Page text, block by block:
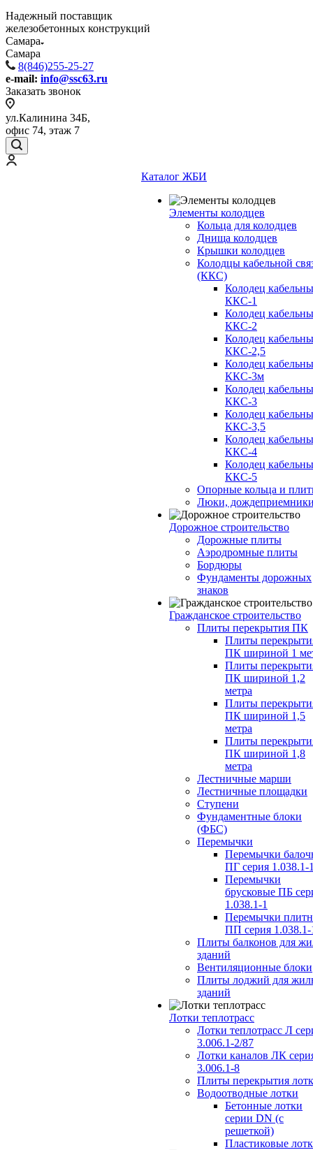
Надежный поставщик
железобетонных конструкций
Самара
Самара
8(846)255-25-27
e-mail: info@ssc63.ru
Заказать звонок
ул.Калинина 34Б,
офис 74, этаж 7
Каталог ЖБИ
Элементы колодцев
Кольца для колодцев
Днища колодцев
Крышки колодцев
Колодцы кабельной
(ККС)
Колодец
ККС-1
Колодец
ККС-2
Колодец
ККС-2,5
Колодец
ККС-3м
Колодец
ККС-3
Колодец
ККС-3,5
Колодец
ККС-4
Колодец
ККС-5
Опорные кольца и
Люки,
Дорожное строительство
Дорожные плиты
Аэродромные плиты
Бордюры
Фундаменты дорожных
знаков
Гражданское строительство
Плиты перекрытия ПК
Плиты
ПК шириной 1
Плиты
ПК шириной 1,2
метра
Плиты
ПК шириной 1,5
метра
Плиты
ПК шириной 1,8
метра
Лестничные марши
Лестничные площадки
Ступени
Фундаментные блоки
(ФБС)
Перемычки
Перемычки
ПГ серия 1.038.1-
Перемычки
брусковые ПБ
1.038.1-1
Перемычки
ПП серия 1.038.1-
Плиты балконов для
зданий
Вентиляционные блоки
Плиты лоджий для
зданий
Лотки теплотрасс
Лотки теплотрасс Л
3.006.1-2/87
Лотки каналов ЛК
3.006.1-8
Плиты перекрытия
Водоотводные лотки
Бетонные лотки
серии DN (с
решеткой)
Пластиковые